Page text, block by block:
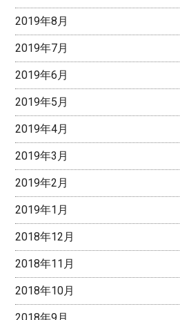
2019年8月
2019年7月
2019年6月
2019年5月
2019年4月
2019年3月
2019年2月
2019年1月
2018年12月
2018年11月
2018年10月